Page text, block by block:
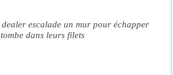
escalade un mur pour échapper
dans leurs filets